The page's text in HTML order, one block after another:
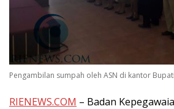
Pengambilan sumpah oleh ASN di kantor
RIENEWS.COM – Badan